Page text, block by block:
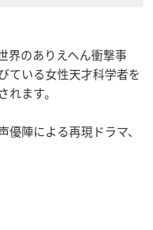
界のありえへん衝撃事
ている女性天才科学者を
ます。
陣による再現ドラマ、